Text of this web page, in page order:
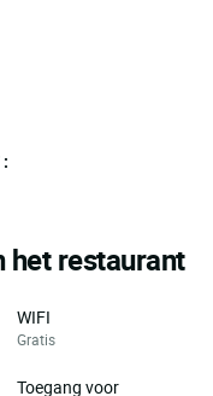
het restaurant
WIFI
Gratis
Toegang voor